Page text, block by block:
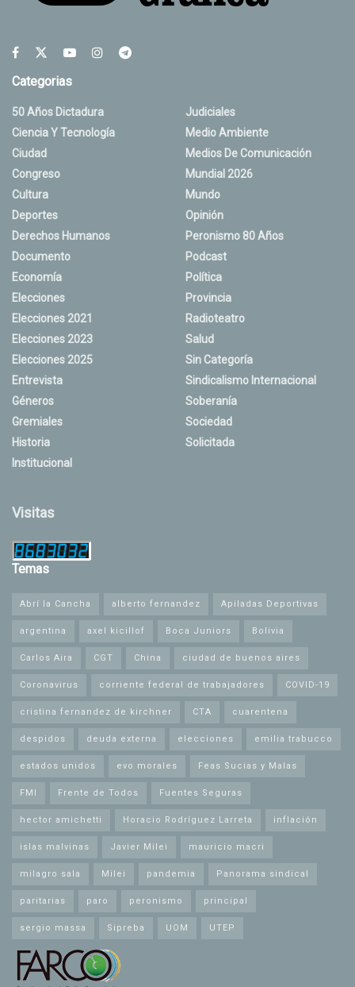
Categorias
50 Años Dictadura
Ciencia Y Tecnología
Ciudad
Congreso
Cultura
Deportes
Derechos Humanos
Documento
Economía
Elecciones
Elecciones 2021
Elecciones 2023
Elecciones 2025
Entrevista
Géneros
Gremiales
Historia
Institucional
Judiciales
Medio Ambiente
Medios De Comunicación
Mundial 2026
Mundo
Opinión
Peronismo 80 Años
Podcast
Política
Provincia
Radioteatro
Salud
Sin Categoría
Sindicalismo Internacional
Soberanía
Sociedad
Solicitada
Visitas
Temas
Abrí la Cancha alberto fernandez Apiladas Deportivas
argentina axel kicillof Boca Juniors Bolivia
Carlos Aira CGT China ciudad de buenos aires
Coronavirus corriente federal de trabajadores COVID-19
cristina fernandez de kirchner CTA cuarentena
despidos deuda externa elecciones emilia trabucco
estados unidos evo morales Feas Sucias y Malas
FMI Frente de Todos Fuentes Seguras
hector amichetti Horacio Rodríguez Larreta inflación
islas malvinas Javier Milei mauricio macri
milagro sala Milei pandemia Panorama sindical
paritarias paro peronismo principal
sergio massa Sipreba UOM UTEP